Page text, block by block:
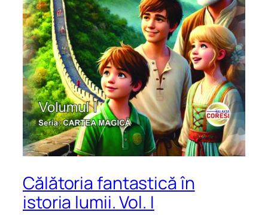
Călătoria fantastică în
istoria lumii. Vol. I